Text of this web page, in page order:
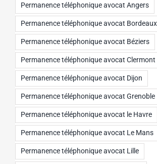
Permanence téléphonique avocat Angers
Permanence téléphonique avocat Bordeaux
Permanence téléphonique avocat Béziers
Permanence téléphonique avocat Clermont
Permanence téléphonique avocat Dijon
Permanence téléphonique avocat Grenoble
Permanence téléphonique avocat le Havre
Permanence téléphonique avocat Le Mans
Permanence téléphonique avocat Lille